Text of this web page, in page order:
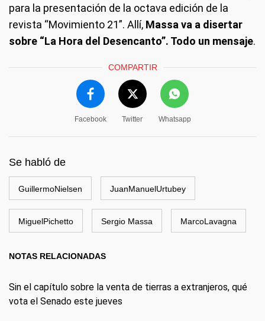
para la presentación de la octava edición de la
revista “Movimiento 21”. Allí, Massa va a disertar
sobre “La Hora del Desencanto”. Todo un mensaje.
COMPARTIR
Facebook Twitter Whatsapp
Se habló de
GuillermoNielsen JuanManuelUrtubey
MiguelPichetto Sergio Massa MarcoLavagna
NOTAS RELACIONADAS
Sin el capítulo sobre la venta de tierras a extranjeros, qué
vota el Senado este jueves